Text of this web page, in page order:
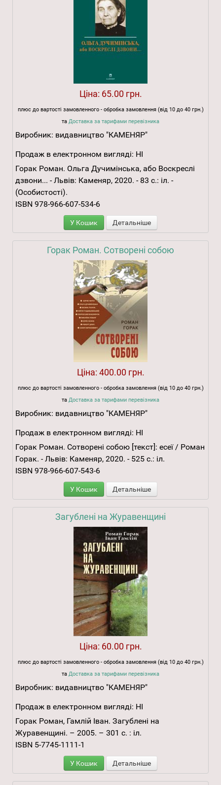
Ціна: 65.00 грн.
плюс до вартості замовленного - обробка замовлення (від 10 до 40 грн.)
та Доставка за тарифами перевізника
Виробник: видавництво "КАМЕНЯР"
Продаж в електронном вигляді: НІ
Горак Роман. Ольга Дучимінська, або Воскреслі
дзвони... - Львів: Каменяр, 2020. - 83 с.: іл. -
(Особистості).
ISBN 978-966-607-534-6
У Кошик Детальніше
Горак Роман. Сотворені собою
Ціна: 400.00 грн.
плюс до вартості замовленного - обробка замовлення (від 10 до 40 грн.)
та Доставка за тарифами перевізника
Виробник: видавництво "КАМЕНЯР"
Продаж в електронном вигляді: НІ
Горак Роман. Сотворені собою [текст]: есеї / Роман
Горак. - Львів: Каменяр, 2020. - 525 с.: іл.
ISBN 978-966-607-543-6
У Кошик Детальніше
Загублені на Журавенщині
Ціна: 60.00 грн.
плюс до вартості замовленного - обробка замовлення (від 10 до 40 грн.)
та Доставка за тарифами перевізника
Виробник: видавництво "КАМЕНЯР"
Продаж в електронном вигляді: НІ
Горак Роман, Гамлій Іван. Загублені на
Журавенщині. – 2005. – 301 с. : іл.
ISBN 5-7745-1111-1
У Кошик Детальніше